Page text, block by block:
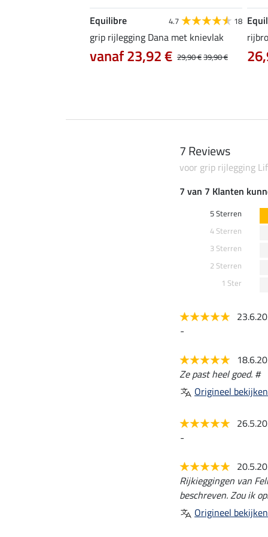
Equilibre 4.7 18
grip rijlegging Dana met knievlak
29,90 €39,90 €
vanaf 23,92 €
7 Reviews
voor grip rijlegging
7 van 7 Klanten
5 Sterren
4 Sterren
3 Sterren
2 Sterren
1 Ster
-
Ze past heel goed. #
Origineel bekijken
-
Rijkieggingen van
beschreven. Zou ik
Origineel bekijken